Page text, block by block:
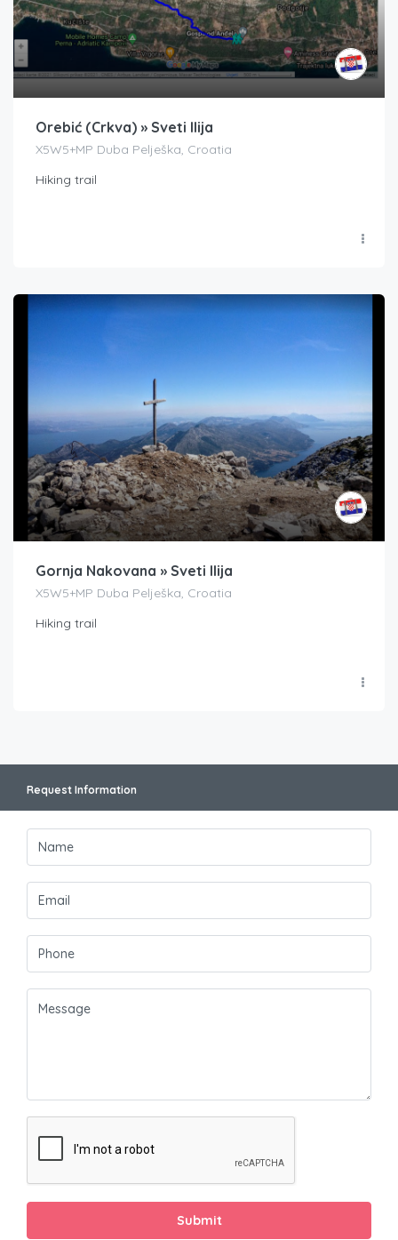
Orebić (Crkva) » Sveti Ilija
X5W5+MP Duba Pelješka, Croatia
Hiking trail
Gornja Nakovana » Sveti Ilija
X5W5+MP Duba Pelješka, Croatia
Hiking trail
Request Information
Submit